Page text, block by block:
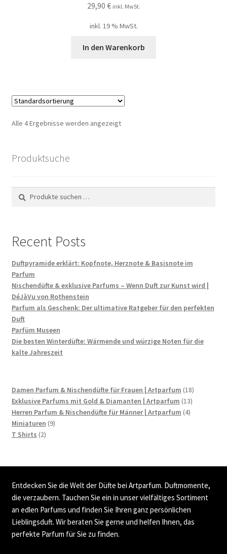
29,90 € inkl. MwSt.
inkl. 19 % MwSt.
In den Warenkorb
Alle 4 Ergebnisse werden angezeigt
Produktsuche
Suchen
nach:
Suchen
Recent Posts
Duftpyramide erklärt: Kopfnote, Herznote & Basisnote im
Parfum
Nischendüfte & exklusive Parfums – Wenn Duft zur Kunst wird |
DéJàVu von Rothenstein
Parfum als Geschenk: Der ultimative Ratgeber für den perfekten
Duft
Parfüm Museen
Die besten Winterdüfte: Wärmende und würzige Noten für die
kalte Jahreszeit
Damen Parfum & Nischendüfte für Frauen | Artparfum 1818
Produkte
Exklusive Parfums mit Gold & Diamanten | Artparfum 1313
Produkte
Herren Parfum & Nischendüfte für Männer | Artparfum 44
Miniaturen 99
T Shirts 22
Entdecken Sie die Welt der Düfte bei Artparfum. Duftmomente,
die verzaubern. Tauchen Sie ein in unser vielfältiges Sortiment
an edlen Parfums und finden Sie Ihren ganz persönlichen
Lieblingsduft. Wir beraten Sie gerne und helfen Ihnen, das
perfekte Parfum für Sie zu finden.